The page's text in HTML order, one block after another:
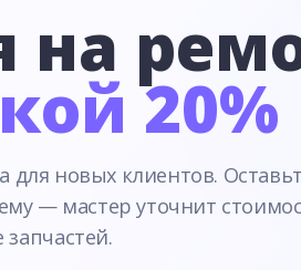
на
20%
для новых клиентов.
— мастер уточнит